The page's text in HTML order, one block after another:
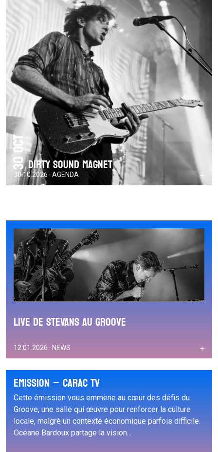
30 OctDIRTY SOUND MAGNET
30.10.2026 · AGENDA +
LIve de STEVANS au Groove
12.01.2026 · NEWS +
Emission – Carac TV
Cette émission vous emmène au cœur des défis du
Groove, une salle qui œuvre pour renforcer la culture
locale, malgré un contexte économique parfois difficile.
Océane Bardoux partage la vision...